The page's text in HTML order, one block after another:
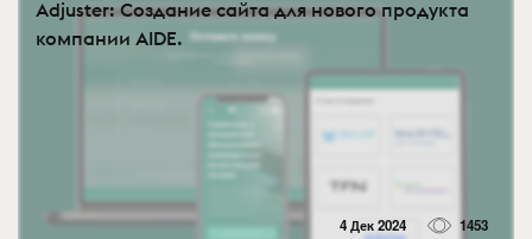
Adjuster: Создание сайта для нового продукта
компании AIDE.
4 Дек 2024 1453